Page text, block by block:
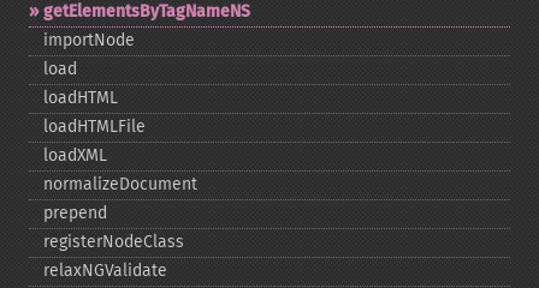
getElementsByTagNameNS
importNode
load
loadHTML
loadHTMLFile
loadXML
normalizeDocument
prepend
registerNodeClass
relaxNGValidate